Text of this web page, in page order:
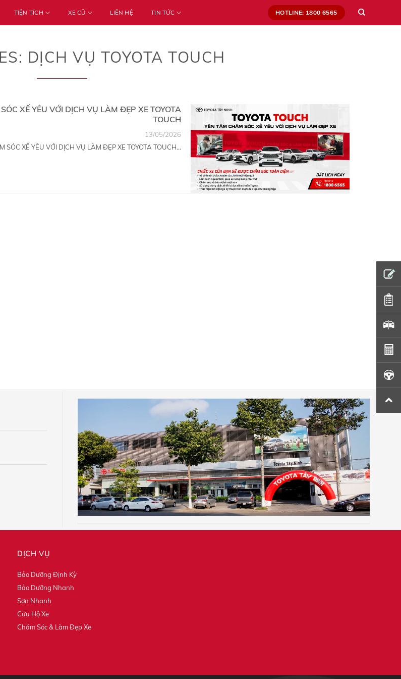
TIỆN TÍCH XE CŨ LIÊN HỆ TIN TỨC HOTLINE: 1800 6565
DỊCH VỤ TOYOTA TOUCH
XẾ YÊU VỚI DỊCH VỤ LÀM ĐẸP XE TOYOTA
TOUCH
SÓC XẾ YÊU VỚI DỊCH VỤ LÀM ĐẸP XE TOYOTA TOUCH...
13/05/2026
DỊCH VỤ
Bảo Dưỡng Định Kỳ
Bảo Dưỡng Nhanh
Sơn Nhanh
Cứu Hộ Xe
Chăm Sóc & Làm Đẹp Xe